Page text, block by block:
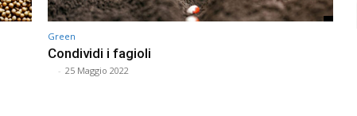
Green
Condividi i fagioli
- 25 Maggio 2022